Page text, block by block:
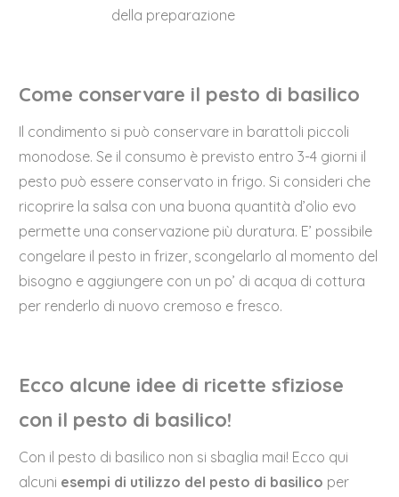
della preparazione
Come conservare il pesto di basilico
Il condimento si può conservare in barattoli piccoli
monodose. Se il consumo è previsto entro 3-4 giorni il
pesto può essere conservato in frigo. Si consideri che
ricoprire la salsa con una buona quantità d’olio evo
permette una conservazione più duratura. E’ possibile
congelare il pesto in frizer, scongelarlo al momento del
bisogno e aggiungere con un po’ di acqua di cottura
per renderlo di nuovo cremoso e fresco.
Ecco alcune idee di ricette sfiziose
con il pesto di basilico!
Con il pesto di basilico non si sbaglia mai! Ecco qui
alcuni esempi di utilizzo del pesto di basilico per